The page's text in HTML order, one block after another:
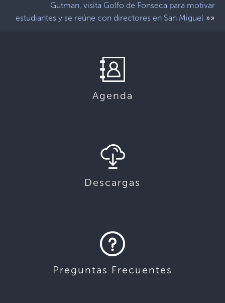
Gutman, visita Golfo de Fonseca para motivar
estudiantes y se reúne con directores en San Miguel »»
Agenda
Descargas
Preguntas Frecuentes